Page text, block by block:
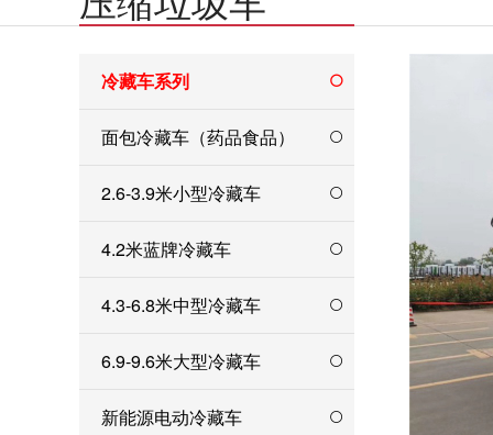
冷藏车系列
面包冷藏车（药品食品）
2.6-3.9米小型冷藏车
4.2米蓝牌冷藏车
4.3-6.8米中型冷藏车
6.9-9.6米大型冷藏车
新能源电动冷藏车